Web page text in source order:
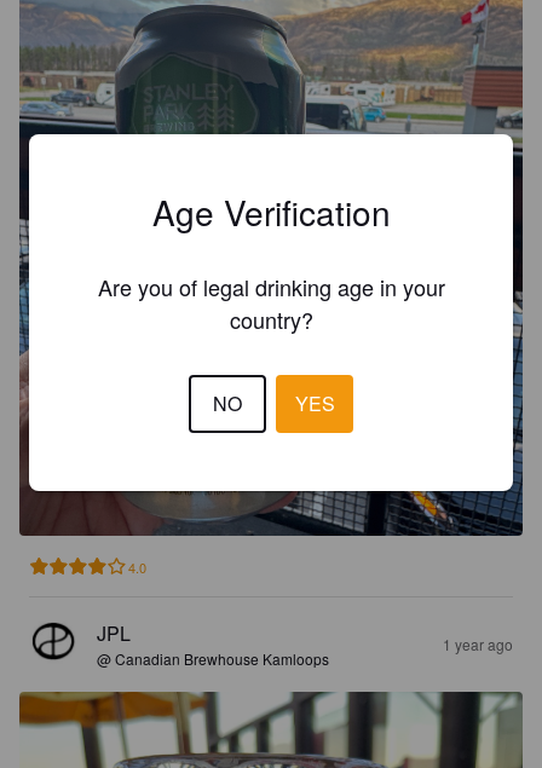
4.0
JPL
@ Canadian Brewhouse Kamloops
1 year ago
Age Verification
Are you of legal drinking age in your
country?
NO YES